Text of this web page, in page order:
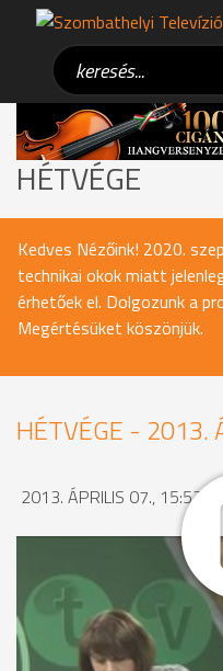
HÉTVÉGE
Kedves Nézőink! 2020.
technikai okok miatt
érhetőek el. Dolgozunk a
Megértésüket köszönjük.
HÉTVÉGE - 2013.
2013. ÁPRILIS 07., 15:52
MEGOSZTÁS